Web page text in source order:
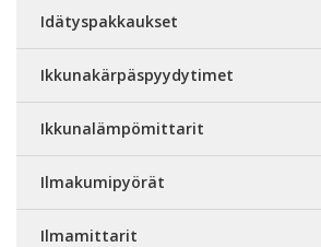
Idätyspakkaukset
Ikkunakärpäspyydytimet
Ikkunalämpömittarit
Ilmakumipyörät
Ilmamittarit